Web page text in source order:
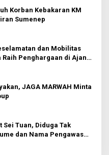
Korban Kebakaran KM
Sumenep
dan Mobilitas
Penghargaan di Ajang
2026
JAGA MARWAH Minta
Tuan, Diduga Tak
dan Nama Pengawas